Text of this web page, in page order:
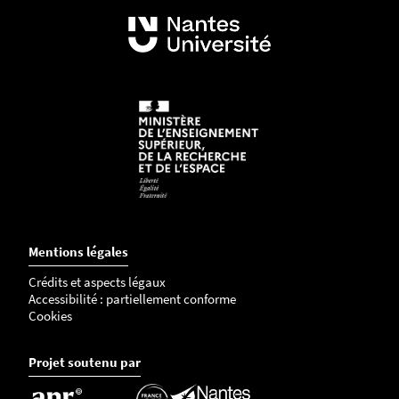
Vous pouvez suggérer à vos étudiant·es de rejoindre ce
d'un mini-mémoire de licence
d'un mémoire ou stage de master
d'une thèse de doctorat
Mentions légales
Crédits et aspects légaux
Accessibilité : partiellement conforme
Cookies
Projet soutenu par